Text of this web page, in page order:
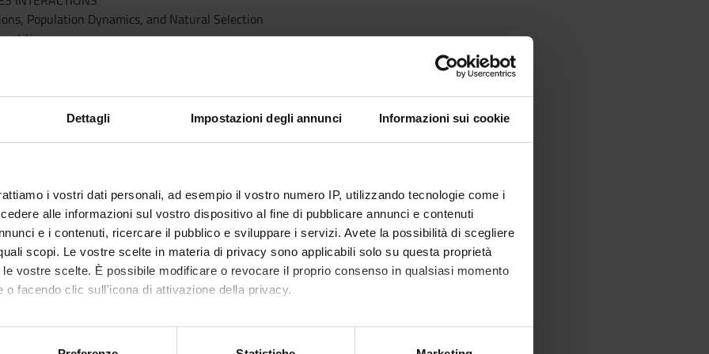
Dettagli Impostazioni degli annunci Informazioni sui cookie
i vostri dati personali, ad esempio il vostro numero IP, utilizzando tecnologie come i
alle informazioni sul vostro dispositivo al fine di pubblicare annunci e contenuti
e i contenuti, ricercare il pubblico e sviluppare i servizi. Avete la possibilità di scegliere
scopi. Le vostre scelte in materia di privacy sono applicabili solo su questa proprietà
vostre scelte. È possibile modificare o revocare il proprio consenso in qualsiasi momento
o facendo clic sull'icona di attivazione della privacy.
anche:
sulla tua posizione geografica, con un'approssimazione di qualche metro,
Population Dynamics, and Natural Selection
AND COMMUNITY
ECOLOGY
Nutrient Cycling
AND BIOGEOGRAPHY
Ecosystems